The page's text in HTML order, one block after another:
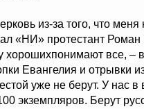
из-за того, что
«НИ» протестант
хорошихпонимают все, –
Евангелия и отрывки
уже не берут. У нас
экземпляров. Берут